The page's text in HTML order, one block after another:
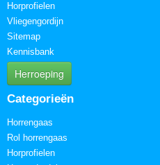
Horprofielen
Vliegengordijn
Sitemap
Kennisbank
Herroeping
Categorieën
Horrengaas
Rol horrengaas
Horprofielen